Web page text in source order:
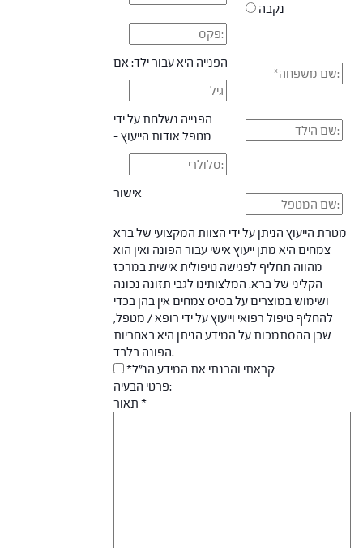
נקבה
הפנייה היא עבור ילד:אם
הפנייה נשלחת על ידי
מטפלאודות הייעוץ -
אישור
מטרת הייעוץ הניתן על ידי הצוות המקצועי של ברא
צמחים היא מתן ייעוץ אישי עבור הפונה ואין הוא
מהווה תחליף לפגישה טיפולית אישית במרכז
הקליני של ברא. המלצותינו לגבי תזונה נכונה
ושימוש במוצרים על בסיס צמחים אין בהן בכדי
להחליף טיפול רפואי וייעוץ על ידי רופא / מטפל,
שכן ההסתמכות על המידע הניתן היא באחריות
הפונה בלבד.
*קראתי והבנתי את המידע הנ"ל
פרטי הבעיה:
תאור *